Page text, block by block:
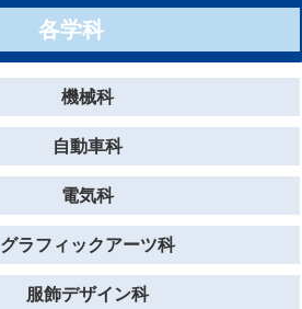
各学科
機械科
自動車科
電気科
グラフィックアーツ科
服飾デザイン科